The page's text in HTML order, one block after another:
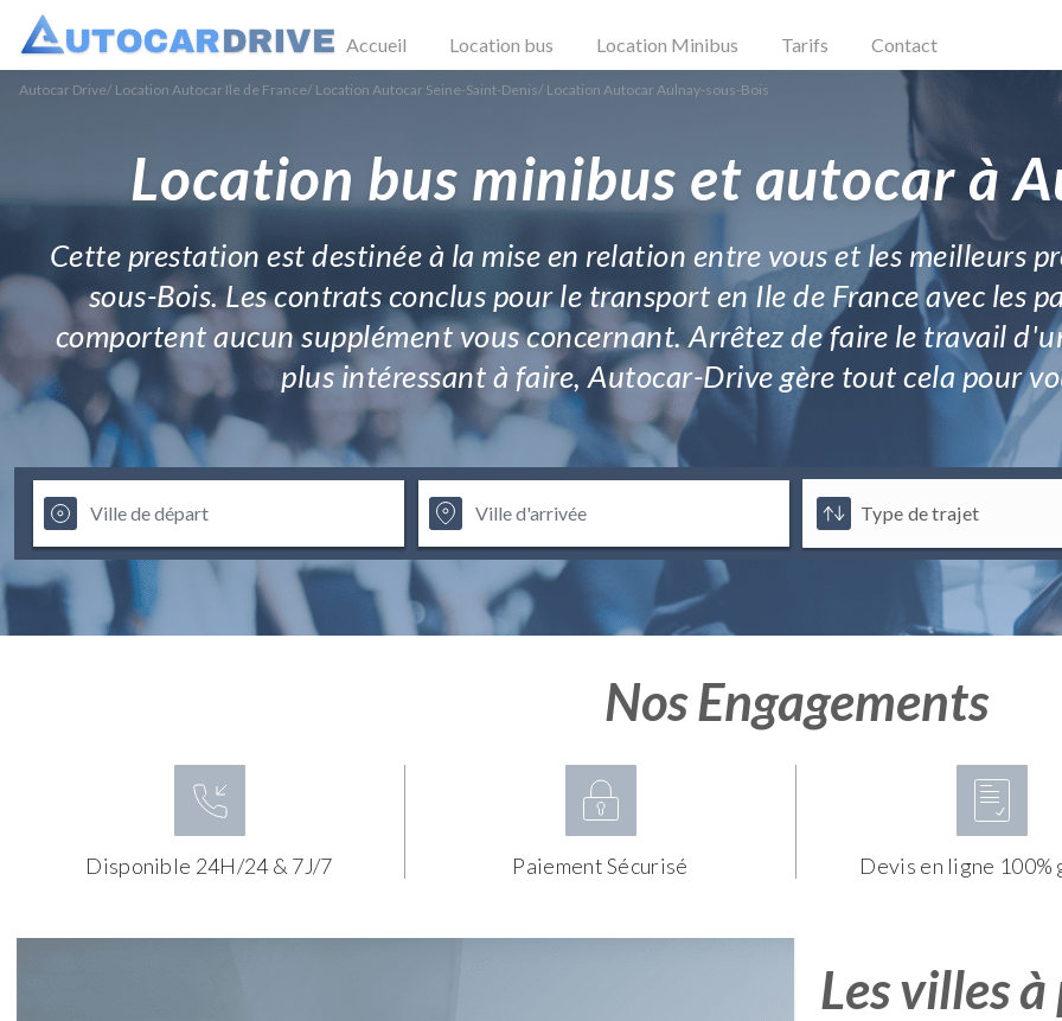
Accueil Location bus Location Minibus Tarifs Contact
Autocar Drive/ Location Autocar Ile de France/ Location Autocar Seine-Saint-Denis/ Location Autocar Aulnay-sous-Bois
Location bus minibus et autocar à
Cette prestation est destinée à la mise en relation entre vous et les meilleurs
sous-Bois. Les contrats conclus pour le transport en Ile de France avec les
comportent aucun supplément vous concernant. Arrêtez de faire le travail
plus intéressant à faire, Autocar-Drive gère tout cela pour
Nos Engagements
Disponible 24H/24 & 7J/7 Paiement Sécurisé Devis en ligne
Les villes